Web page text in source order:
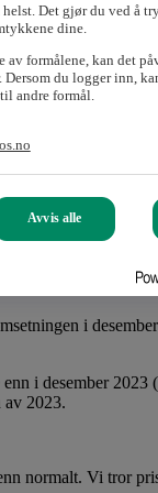
vil stige med rundt
for desember
Sagene og
i
i desember
av 2023.
normalt. Vi tror
Det gjør du ved å
dine.
formålene, kan det
du logger inn,
andre formål.
Avvis alle